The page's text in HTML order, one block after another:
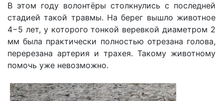
В этом году волонтёры столкнулись с последней
стадией такой травмы. На берег вышло животное
4−5 лет, у которого тонкой веревкой диаметром 2
мм была практически полностью отрезана голова,
перерезана артерия и трахея. Такому животному
помочь уже невозможно.